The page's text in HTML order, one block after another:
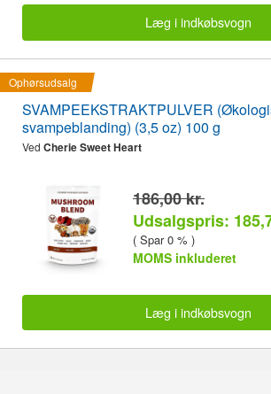
Læg i indkøbsvogn
Ophørsudsalg
SVAMPEEKSTRAKTPULVER
svampeblanding) (3,5 oz) 100 g
Ved Cherie Sweet Heart
186,00 kr.
Udsalgspris:
( Spar 0 % )
MOMS inkluderet
Læg i indkøbsvogn